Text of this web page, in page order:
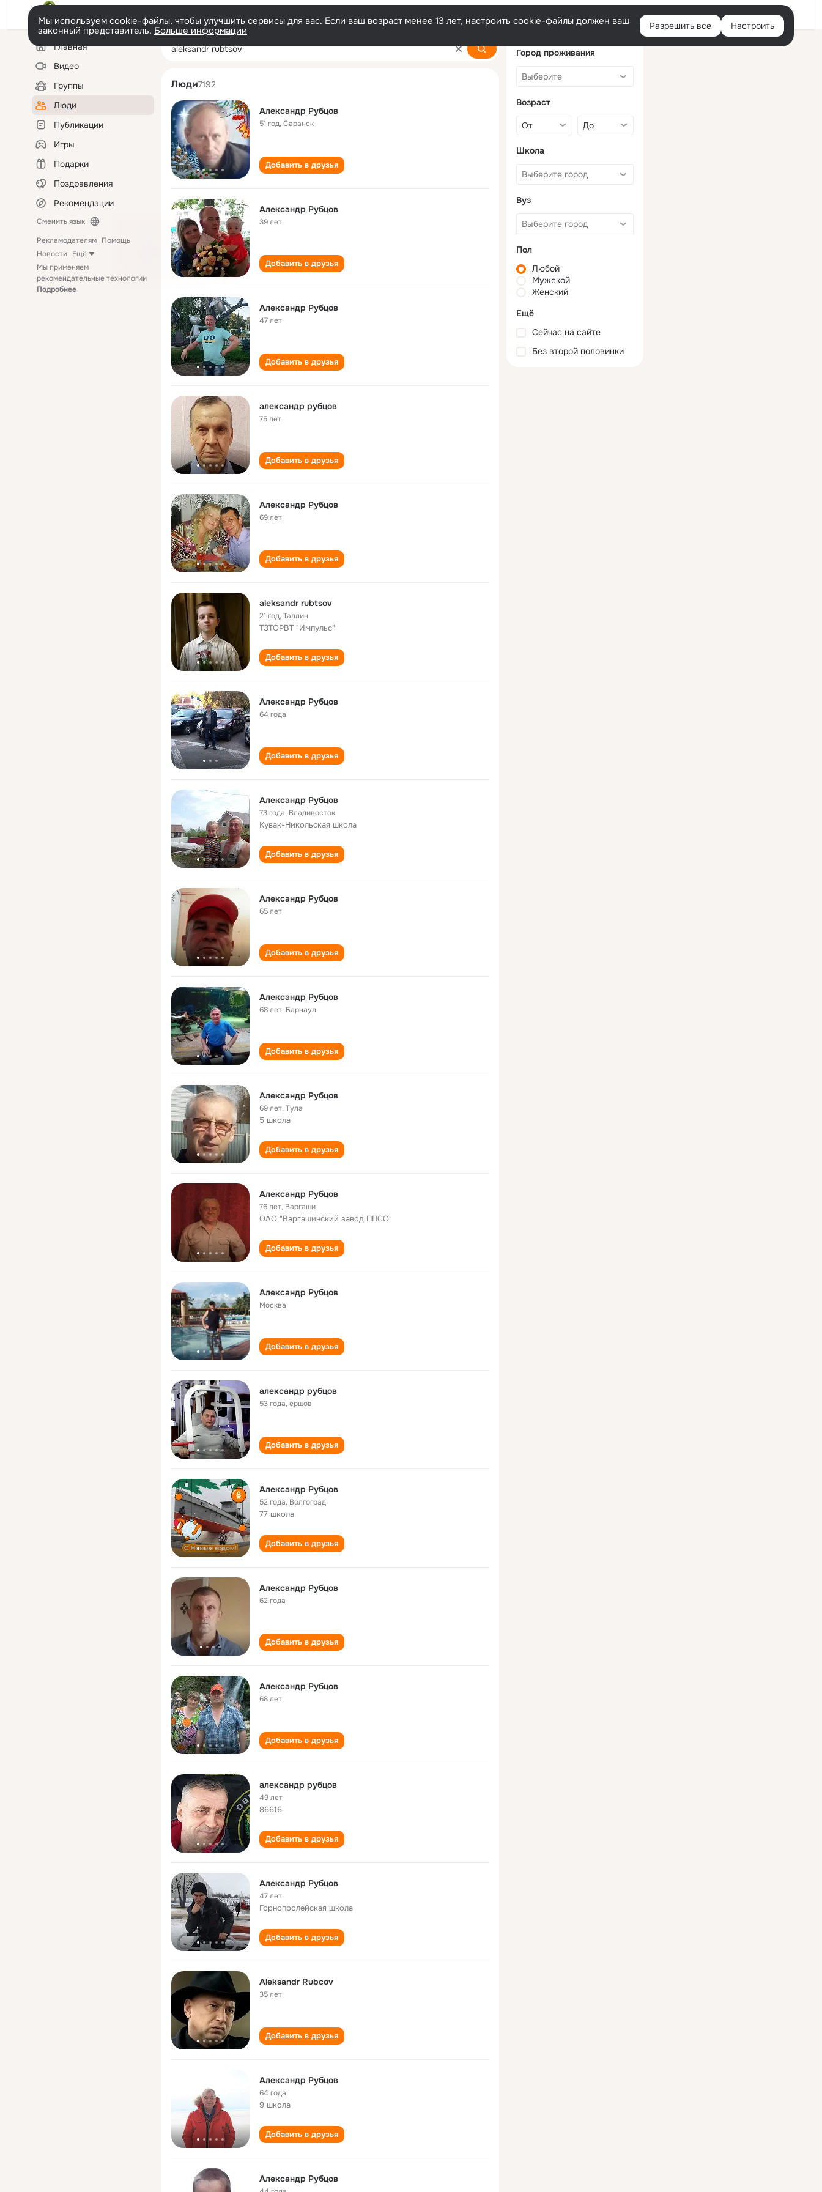
Войти
Мы используем cookie-файлы, чтобы улучшить сервисы для вас. Если ваш возраст менее 13 лет, настроить cookie-файлы должен ваш
законный представитель. Больше информации Разрешить все Настроить
Левая
колонкаГлавная
Видео
Группы
Люди
Публикации
Игры
Подарки
Поздравления
Рекомендации
Сменить язык
Рекламодателям Помощь
Новости Ещё
Мы применяем
рекомендательные технологии
Подробнее
aleksandr rubtsov
Люди7192
Александр Рубцов
51 год,Саранск
Добавить в друзья
Александр Рубцов
39 лет
Добавить в друзья
Александр Рубцов
47 лет
Добавить в друзья
александр рубцов
75 лет
Добавить в друзья
Александр Рубцов
69 лет
Добавить в друзья
aleksandr rubtsov
21 год,Таллин
ТЗТОРВТ "Импульс"
Добавить в друзья
Александр Рубцов
64 года
Добавить в друзья
Александр Рубцов
73 года, Владивосток
Кувак-Никольская школа
Добавить в друзья
Александр Рубцов
65 лет
Добавить в друзья
Александр Рубцов
68 лет, Барнаул
Добавить в друзья
Александр Рубцов
69 лет,Тула
5 школа
Добавить в друзья
Александр Рубцов
76 лет, Варгаши
ОАО "Варгашинский завод ППСО"
Добавить в друзья
Александр Рубцов
Москва
Добавить в друзья
александр рубцов
53 года,ершов
Добавить в друзья
Александр Рубцов
52 года, Волгоград
77 школа
Добавить в друзья
Александр Рубцов
62 года
Добавить в друзья
Александр Рубцов
68 лет
Добавить в друзья
александр рубцов
49 лет
86616
Добавить в друзья
Александр Рубцов
47 лет
Горнопролейская школа
Добавить в друзья
Aleksandr Rubcov
35 лет
Добавить в друзья
Александр Рубцов
64 года
9 школа
Добавить в друзья
Александр Рубцов
Город проживания
Возраст
Школа
Вуз
Пол
Любой
Мужской
Женский
Ещё
Сейчас на сайте
Без второй половинки